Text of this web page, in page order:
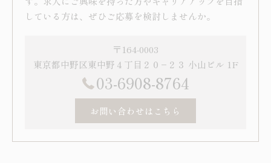
している方は、ぜひご応募を検討しませんか。
〒164-0003
東京都中野区東中野４丁目２０−２３ 小山ビル 1F
03-6908-8764
お問い合わせはこちら